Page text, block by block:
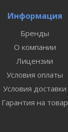
Информация
Бренды
О компании
Лицензии
Условия оплаты
Условия доставки
Гарантия на товар